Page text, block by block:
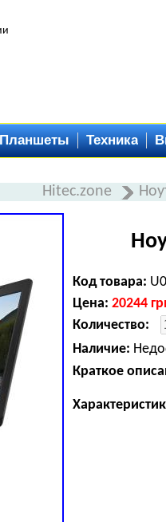
Техника
Hitec.zone
Код товара:
Цена: 20244
Количество:
Наличие:
Краткое